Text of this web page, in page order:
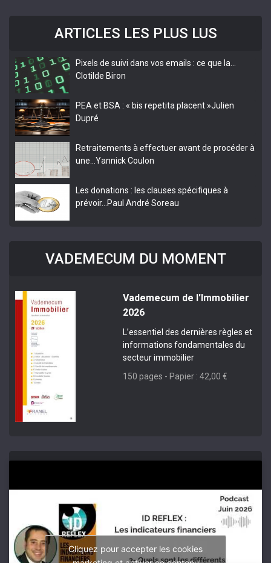
ARTICLES LES PLUS LUS
Pixels de suivi dans vos emails : ce que la…
Clotilde Biron
PEA et BSA : « bis repetita placent »Julien
Dupré
Retraitements à effectuer avant de procéder à
une… Yannick Coulon
Les donations : les clauses spécifiques à
prévoir…
Paul André Soreau
VADEMECUM DU MOMENT
Vademecum de l'Immobilier
2026
L’essentiel des dernières règles et
informations fondamentales du
secteur immobilier
150 pages - Papier : 42,00 €
Cliquez pour accepter les cookies